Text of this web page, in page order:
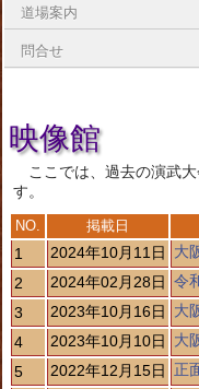
道場案内
問合せ
映像館
ここでは、過去の演武
す。
NO. 掲載日
1 2024年10月11日
大
2
2024年02月28日 令
3
2023年10月16日
大
4
2023年10月10日
大
5
2022年12月15日
正